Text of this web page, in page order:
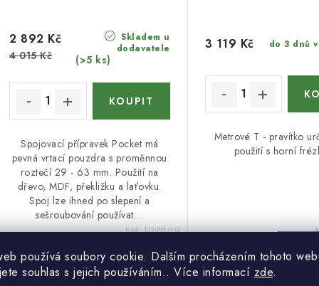
používá soubory cookie. Dalším procházením tohoto
souhlas s jejich používáním.. Více informací zde.
Skladem u
dodavatele
(>5 ks)
2 892 Kč
4 015 Kč
Spojovací přípravek Pocket má
pevná vrtací pouzdra s proměnnou
roztečí 29 - 63 mm. Použití na
dřevo, MDF, překližku a laťovku.
Spoj lze ihned po slepení a
sešroubování používat....
Kód:102-PH/JIG
do 3 dnů
3 119 Kč
Metrové T - pravítko
použití s horní